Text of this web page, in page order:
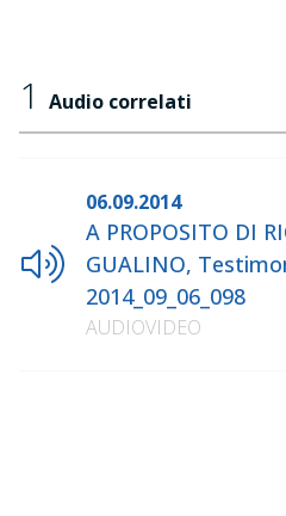
1 Audio correlati
06.09.2014
A PROPOSITO DI
GUALINO,
2014_09_06_098
AUDIOVIDEO